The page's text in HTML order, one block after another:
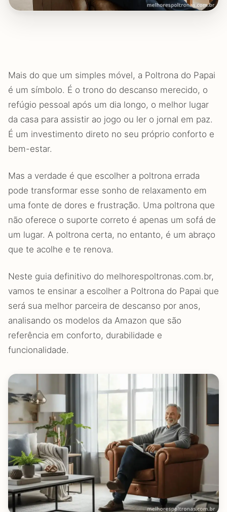
Mais do que um simples móvel, a Poltrona do Papai
é um símbolo. É o trono do descanso merecido, o
refúgio pessoal após um dia longo, o melhor lugar
da casa para assistir ao jogo ou ler o jornal em paz.
É um investimento direto no seu próprio conforto e
bem-estar.
Mas a verdade é que escolher a poltrona errada
pode transformar esse sonho de relaxamento em
uma fonte de dores e frustração. Uma poltrona que
não oferece o suporte correto é apenas um sofá de
um lugar. A poltrona certa, no entanto, é um abraço
que te acolhe e te renova.
Neste guia definitivo do melhorespoltronas.com.br,
vamos te ensinar a escolher a Poltrona do Papai que
será sua melhor parceira de descanso por anos,
analisando os modelos da Amazon que são
referência em conforto, durabilidade e
funcionalidade.